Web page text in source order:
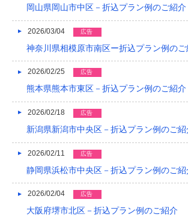
2020/12
2020/08
2020/04
2019/12
2019/08
2019/07
2019/06
2019/05
岡山県岡山市中区－折込プラン例のご紹介
2026/03/04 広告
神奈川県相模原市南区ー折込プラン例のご
2026/02/25 広告
熊本県熊本市東区－折込プラン例のご紹介
2026/02/18 広告
新潟県新潟市中央区－折込プラン例のご紹
2026/02/11 広告
静岡県浜松市中央区－折込プラン例のご紹
2026/02/04 広告
大阪府堺市北区－折込プラン例のご紹介